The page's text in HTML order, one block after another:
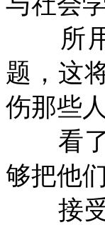
所用
题，这
伤那些
看了
够把他
接受